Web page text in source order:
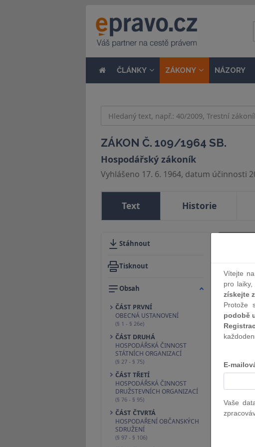
ČLÁNKY ZÁKONY NÁZORY
ZÁKON Č. 109/1964 SB.
Hospodářský zákoník
Vyhlášeno 17. 6. 1964, datum účinnosti
Text Historie
Stáhnout
Tisknout
Obsah
ČÁST PRVNÍ
OBECNÁ USTANOVENÍ
(§ 1 - § 26e)
ČÁST DRUHÁ
HOSPODÁŘSKÁ ČINNOST
STÁTNÍCH ORGANIZACÍ
(§ 27 - § 75)
ČÁST TŘETÍ
HOSPODÁŘSKÁ ČINNOST
DRUŽSTEVNÍCH ORGANIZACÍ
(§ 76 - § 95)
ČÁST ČTVRTÁ
HOSPODAŘENÍ OBČANSKÝCH
SDRUŽENÍ
(§ 97 - § 106)
při
Vítejte
pro
získejte
Protože
podobě
E-
Vaše